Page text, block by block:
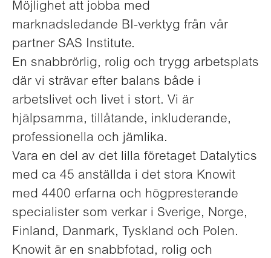
Möjlighet att jobba med
marknadsledande BI-verktyg från vår
partner SAS Institute.
En snabbrörlig, rolig och trygg arbetsplats
där vi strävar efter balans både i
arbetslivet och livet i stort. Vi är
hjälpsamma, tillåtande, inkluderande,
professionella och jämlika.
Vara en del av det lilla företaget Datalytics
med ca 45 anställda i det stora Knowit
med 4400 erfarna och högpresterande
specialister som verkar i Sverige, Norge,
Finland, Danmark, Tyskland och Polen.
Knowit är en snabbfotad, rolig och